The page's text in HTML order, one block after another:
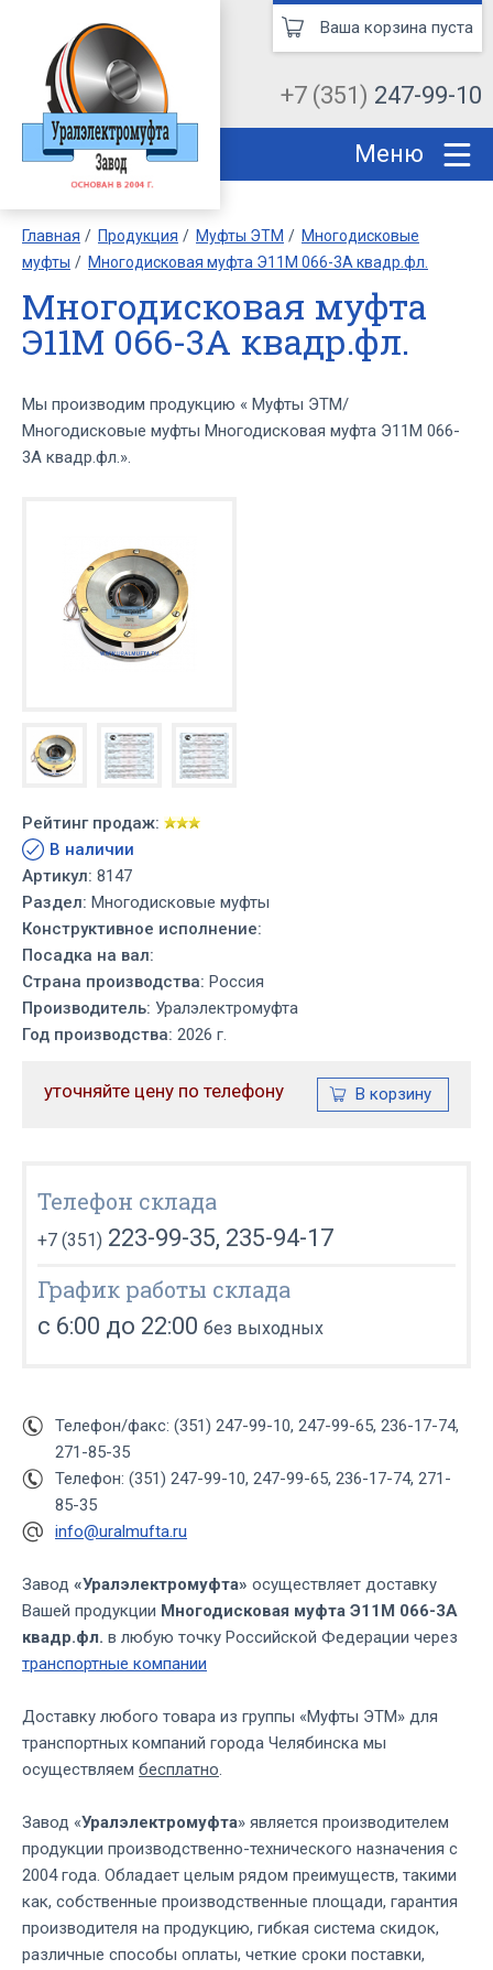
+7 (351) 247-99-10
Ваша корзина пуста
Меню
Главная Продукция Муфты ЭТМ
Многодисковые
муфты
Многодисковая муфта Э11М 066-3А квадр.фл.
Многодисковая муфта
Э11М 066-3А квадр.фл.
Мы производим продукцию « Муфты ЭТМ/
Многодисковые муфты Многодисковая муфта Э11М 066-
3А квадр.фл.».
Рейтинг продаж:
В наличии
Артикул: 8147
Раздел: Многодисковые муфты
Конструктивное исполнение:
Посадка на вал:
Страна производства: Россия
Производитель: Уралэлектромуфта
Год производства: 2026 г.
уточняйте цену по телефону
Телефон склада
+7 (351) 223-99-35, 235-94-17
График работы склада
с 6:00 до 22:00 без выходных
Телефон/факс: (351) 247-99-10, 247-99-65, 236-17-74,
271-85-35
Телефон: (351) 247-99-10, 247-99-65, 236-17-74, 271-
85-35
info@uralmufta.ru
Завод «Уралэлектромуфта» осуществляет доставку
Вашей продукции Многодисковая муфта Э11М 066-3А
квадр.фл. в любую точку Российской Федерации через
транспортные компании
Доставку любого товара из группы «Муфты ЭТМ» для
транспортных компаний города Челябинска мы
осуществляем бесплатно.
Завод «Уралэлектромуфта» является производителем
продукции производственно-технического назначения с
2004 года. Обладает целым рядом преимуществ, такими
как, собственные производственные площади, гарантия
производителя на продукцию, гибкая система скидок,
различные способы оплаты, четкие сроки поставки,